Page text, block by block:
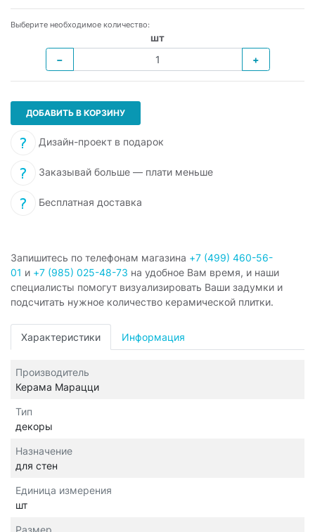
Выберите необходимое количество:
шт
−
+
ДОБАВИТЬ В КОРЗИНУ
Дизайн-проект в подарок
Заказывай больше — плати меньше
Бесплатная доставка
Запишитесь по телефонам магазина +7 (499) 460-56-
01 и +7 (985) 025-48-73 на удобное Вам время, и наши
специалисты помогут визуализировать Ваши задумки и
подсчитать нужное количество керамической плитки.
Характеристики Информация
Производитель
Керама Марацци
Тип
декоры
Назначение
для стен
Единица измерения
шт
Размер